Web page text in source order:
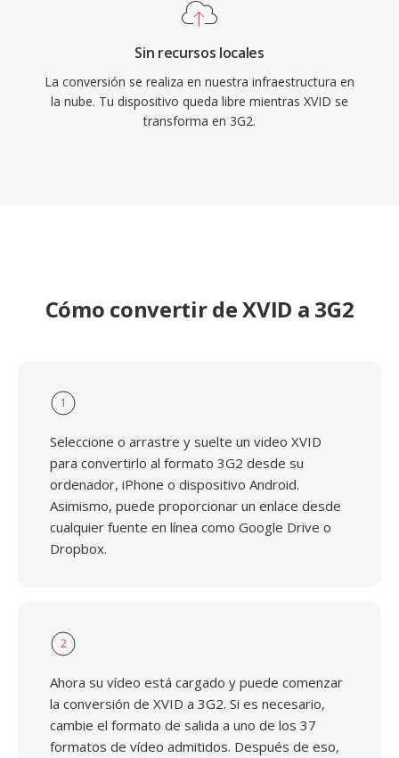
Sin recursos locales
La conversión se realiza en nuestra infraestructura en
la nube. Tu dispositivo queda libre mientras XVID se
transforma en 3G2.
Cómo convertir de XVID a 3G2
1
Seleccione o arrastre y suelte un video XVID
para convertirlo al formato 3G2 desde su
ordenador, iPhone o dispositivo Android.
Asimismo, puede proporcionar un enlace desde
cualquier fuente en línea como Google Drive o
Dropbox.
2
Ahora su vídeo está cargado y puede comenzar
la conversión de XVID a 3G2. Si es necesario,
cambie el formato de salida a uno de los 37
formatos de vídeo admitidos. Después de eso,